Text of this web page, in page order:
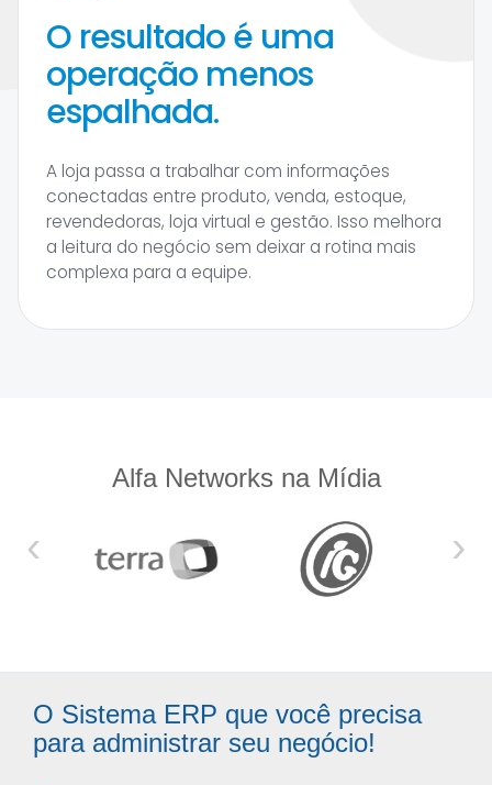
O resultado é uma
operação menos
espalhada.
A loja passa a trabalhar com informações
conectadas entre produto, venda, estoque,
revendedoras, loja virtual e gestão. Isso melhora
a leitura do negócio sem deixar a rotina mais
complexa para a equipe.
Alfa Networks na Mídia
‹ ›
O Sistema ERP que você precisa
para administrar seu negócio!